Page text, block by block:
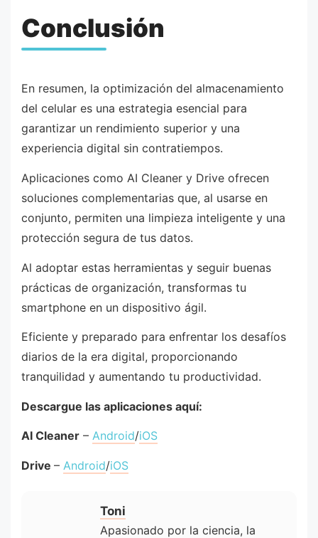
Conclusión
En resumen, la optimización del almacenamiento
del celular es una estrategia esencial para
garantizar un rendimiento superior y una
experiencia digital sin contratiempos.
Aplicaciones como AI Cleaner y Drive ofrecen
soluciones complementarias que, al usarse en
conjunto, permiten una limpieza inteligente y una
protección segura de tus datos.
Al adoptar estas herramientas y seguir buenas
prácticas de organización, transformas tu
smartphone en un dispositivo ágil.
Eficiente y preparado para enfrentar los desafíos
diarios de la era digital, proporcionando
tranquilidad y aumentando tu productividad.
Descargue las aplicaciones aquí:
AI Cleaner – Android/iOS
Drive – Android/iOS
Toni
Apasionado por la ciencia, la